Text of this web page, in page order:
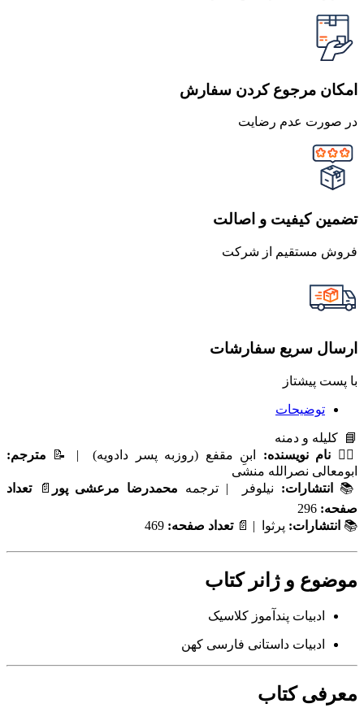
امکان مرجوع کردن سفارش
در صورت عدم رضایت
تضمین کیفیت و اصالت
فروش مستقیم از شرکت
ارسال سریع سفارشات
با پست پیشتاز
توضیحات
📘 کلیله و دمنه
✍🏻 نام نویسنده: ابنِ مقفع (روزبه پسر دادویه) | 📝 مترجم:
ابومعالی نصرالله منشی
📚
انتشارات: نیلوفر | ترجمه محمدرضا مرعشی پور 📄تعداد
صفحه:
📚 انتشارات: پرثوا | 📄تعداد صفحه:
موضوع و ژانر کتاب
ادبیات پندآموز کلاسیک
ادبیات داستانی فارسی کهن
معرفی کتاب